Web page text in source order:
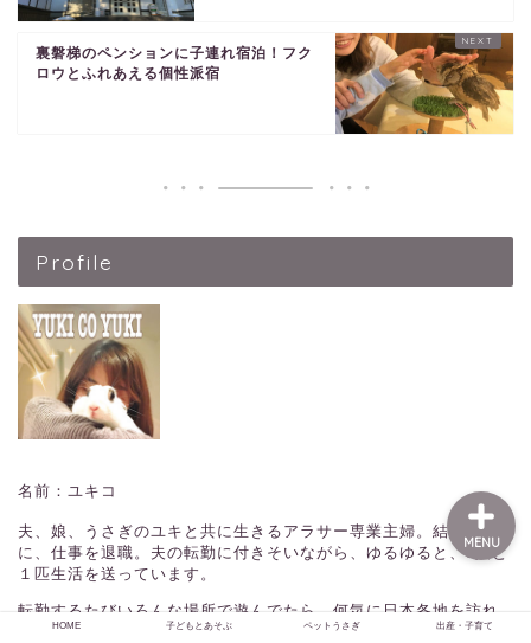
裏磐梯のペンションに子連れ宿泊！フク
ロウとふれあえる個性派宿
Profile
名前：ユキコ
夫、娘、うさぎのユキと共に生きるアラサー専業主婦。結婚を機
に、仕事を退職。夫の転勤に付きそいながら、ゆるゆると、3人と
１匹生活を送っています。
転勤するたびいろんな場所で遊んでたら、何気に日本各地を訪れ
てることに気付いたので、役に立ちそうな話題と共に、お出かけ
HOME 子どもとあそぶ ペットうさぎ 出産・子育て
MENU